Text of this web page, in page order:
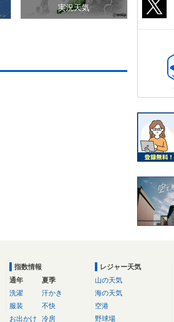
実況天気
指数情報
通年
洗濯
服装
お出かけ
夏季
汗かき
不快
冷房
レジャー天気
山の天気
海の天気
空港
野球場